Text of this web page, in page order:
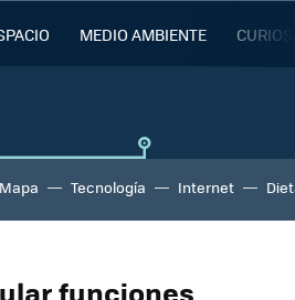
MEDIO AMBIENTE
Mapa Tecnología Internet
funciones